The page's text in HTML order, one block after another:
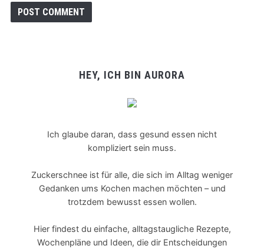
HEY, ICH BIN AURORA
Ich glaube daran, dass gesund essen nicht
kompliziert sein muss.
Zuckerschnee ist für alle, die sich im Alltag weniger
Gedanken ums Kochen machen möchten – und
trotzdem bewusst essen wollen.
Hier findest du einfache, alltagstaugliche Rezepte,
Wochenpläne und Ideen, die dir Entscheidungen